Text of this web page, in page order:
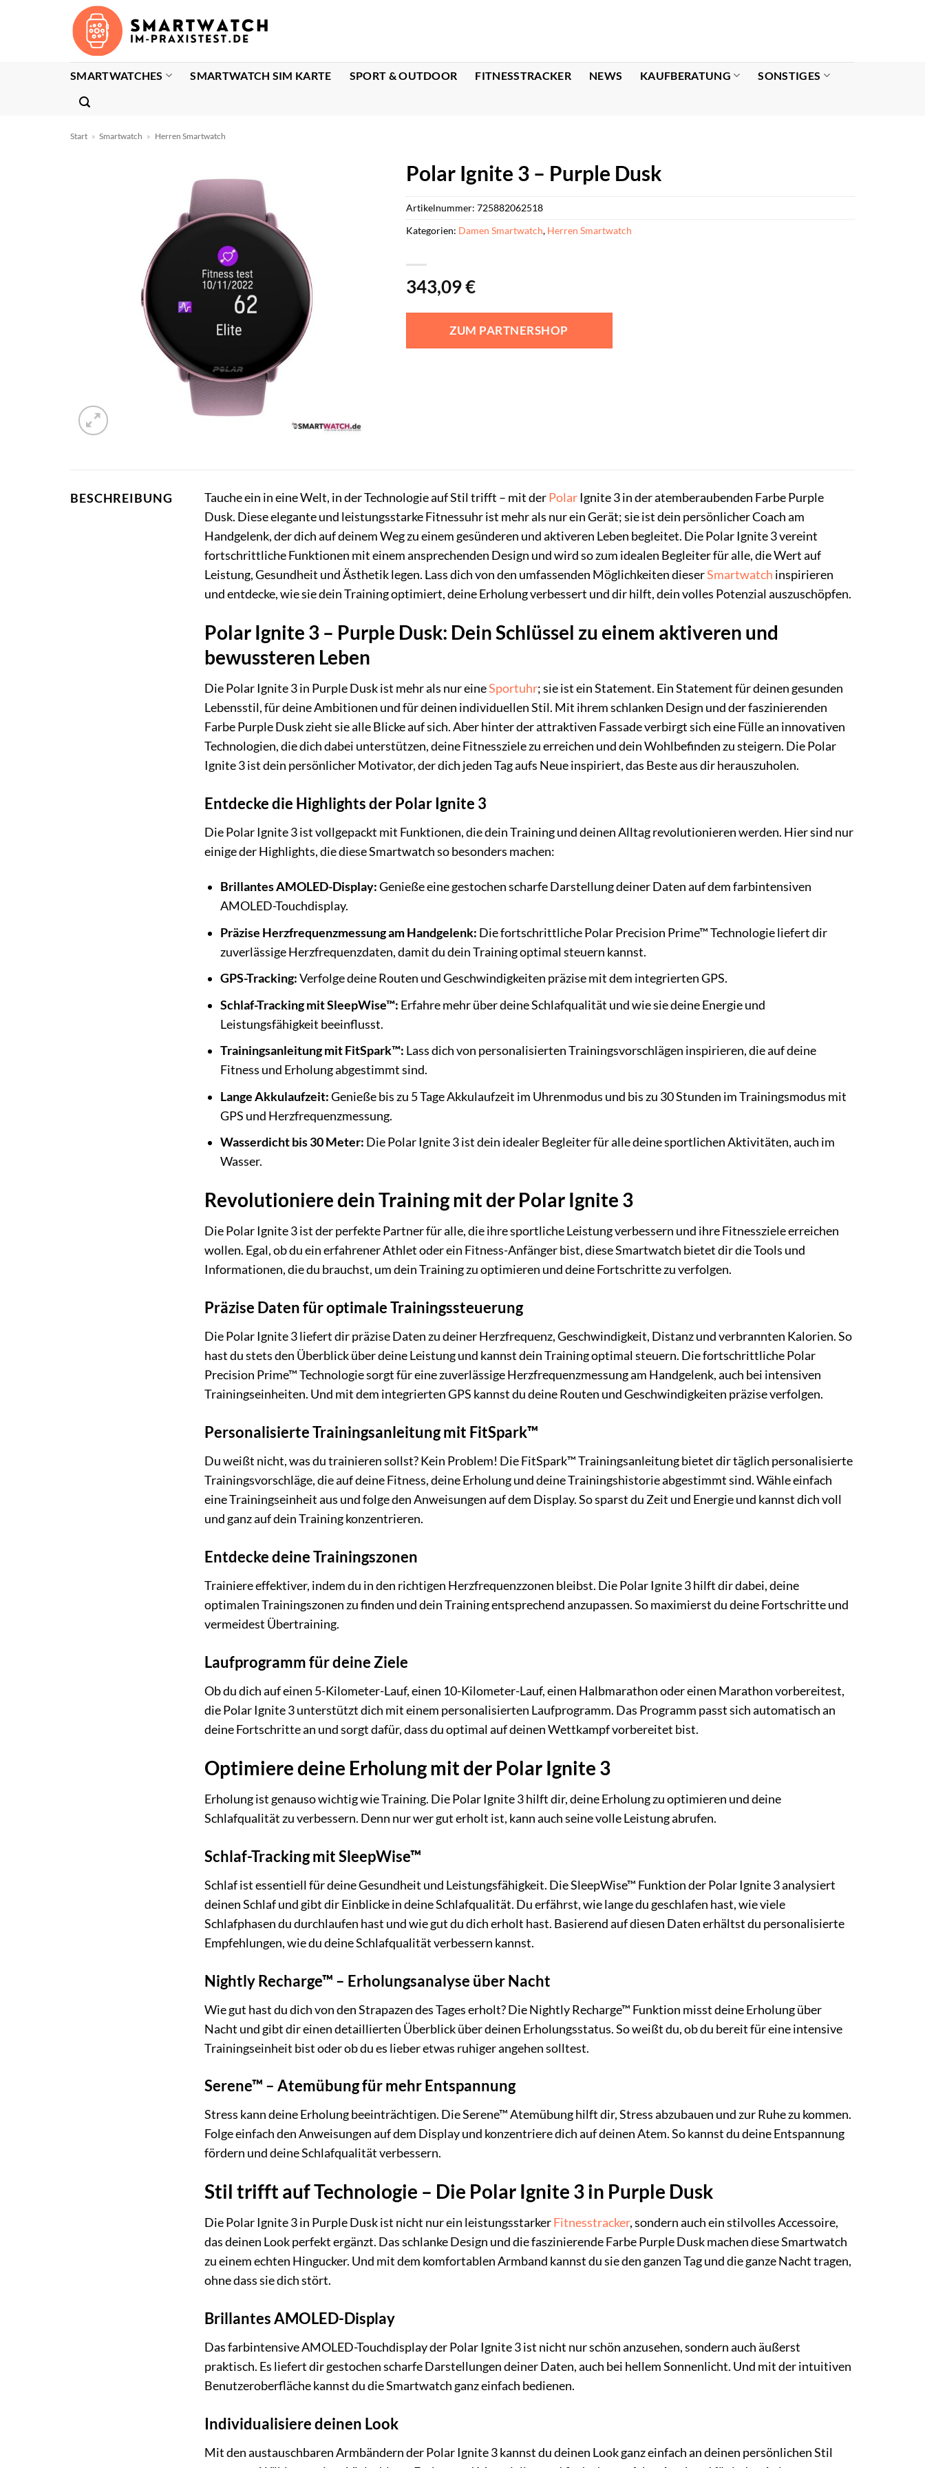
SMARTWATCHES SMARTWATCH SIM KARTE SPORT & OUTDOOR FITNESSTRACKER NEWS KAUFBERATUNG SONSTIGES
Start » Smartwatch » Herren Smartwatch
Polar Ignite 3 – Purple Dusk
343,09€
ZUM PARTNERSHOP
Artikelnummer: 725882062518
Kategorien: Damen Smartwatch, Herren Smartwatch
BESCHREIBUNG Tauche ein in eine Welt, in der Technologie auf Stil trifft – mit derPolarIgnite 3 in der atemberaubenden Farbe Purple
Dusk. Diese elegante und leistungsstarke Fitnessuhr ist mehr als nur ein Gerät; sie ist dein persönlicher Coach am
Handgelenk, der dich auf deinem Weg zu einem gesünderen und aktiveren Leben begleitet. Die Polar Ignite 3 vereint
fortschrittliche Funktionen mit einem ansprechenden Design und wird so zum idealen Begleiter für alle, die Wert auf
Leistung, Gesundheit und Ästhetik legen. Lass dich von den umfassenden Möglichkeiten dieserSmartwatch inspirieren
und entdecke, wie sie dein Training optimiert, deine Erholung verbessert und dir hilft, dein volles Potenzial auszuschöpfen.
Polar Ignite 3 – Purple Dusk: Dein Schlüssel zu einem aktiveren und
bewussteren Leben
Die Polar Ignite 3 in Purple Dusk ist mehr als nur eineSportuhr; sie ist ein Statement. Ein Statement für deinen gesunden
Lebensstil, für deine Ambitionen und für deinen individuellen Stil. Mit ihrem schlanken Design und der faszinierenden
Farbe Purple Dusk zieht sie alle Blicke auf sich. Aber hinter der attraktiven Fassade verbirgt sich eine Fülle an innovativen
Technologien, die dich dabei unterstützen, deine Fitnessziele zu erreichen und dein Wohlbefinden zu steigern. Die Polar
Ignite 3 ist dein persönlicher Motivator, der dich jeden Tag aufs Neue inspiriert, das Beste aus dir herauszuholen.
Entdecke die Highlights der Polar Ignite 3
Die Polar Ignite 3 ist vollgepackt mit Funktionen, die dein Training und deinen Alltag revolutionieren werden. Hier sind nur
einige der Highlights, die diese Smartwatch so besonders machen:
Brillantes AMOLED-Display:Genieße eine gestochen scharfe Darstellung deiner Daten auf dem farbintensiven
AMOLED-Touchdisplay.
Präzise Herzfrequenzmessung am Handgelenk: Die fortschrittliche Polar Precision Prime™ Technologie liefert dir
zuverlässige Herzfrequenzdaten, damit du dein Training optimal steuern kannst.
GPS-Tracking:Verfolge deine Routen und Geschwindigkeiten präzise mit dem integrierten GPS.
Schlaf-Tracking mit SleepWise™: Erfahre mehr über deine Schlafqualität und wie sie deine Energie und
Leistungsfähigkeit beeinflusst.
Trainingsanleitung mit FitSpark™: Lass dich von personalisierten Trainingsvorschlägen inspirieren, die auf deine
Fitness und Erholung abgestimmt sind.
Lange Akkulaufzeit:Genieße bis zu 5 Tage Akkulaufzeit im Uhrenmodus und bis zu 30 Stunden im Trainingsmodus mit
GPS und Herzfrequenzmessung.
Wasserdicht bis 30 Meter: Die Polar Ignite 3 ist dein idealer Begleiter für alle deine sportlichen Aktivitäten, auch im
Wasser.
Revolutioniere dein Training mit der Polar Ignite 3
Die Polar Ignite 3 ist der perfekte Partner für alle, die ihre sportliche Leistung verbessern und ihre Fitnessziele erreichen
wollen. Egal, ob du ein erfahrener Athlet oder ein Fitness-Anfänger bist, diese Smartwatch bietet dir die Tools und
Informationen, die du brauchst, um dein Training zu optimieren und deine Fortschritte zu verfolgen.
Präzise Daten für optimale Trainingssteuerung
Die Polar Ignite 3 liefert dir präzise Daten zu deiner Herzfrequenz, Geschwindigkeit, Distanz und verbrannten Kalorien. So
hast du stets den Überblick über deine Leistung und kannst dein Training optimal steuern. Die fortschrittliche Polar
Precision Prime™ Technologie sorgt für eine zuverlässige Herzfrequenzmessung am Handgelenk, auch bei intensiven
Trainingseinheiten. Und mit dem integrierten GPS kannst du deine Routen und Geschwindigkeiten präzise verfolgen.
Personalisierte Trainingsanleitung mit FitSpark™
Du weißt nicht, was du trainieren sollst? Kein Problem! Die FitSpark™ Trainingsanleitung bietet dir täglich personalisierte
Trainingsvorschläge, die auf deine Fitness, deine Erholung und deine Trainingshistorie abgestimmt sind. Wähle einfach
eine Trainingseinheit aus und folge den Anweisungen auf dem Display. So sparst du Zeit und Energie und kannst dich voll
und ganz auf dein Training konzentrieren.
Entdecke deine Trainingszonen
Trainiere effektiver, indem du in den richtigen Herzfrequenzzonen bleibst. Die Polar Ignite 3 hilft dir dabei, deine
optimalen Trainingszonen zu finden und dein Training entsprechend anzupassen. So maximierst du deine Fortschritte und
vermeidest Übertraining.
Laufprogramm für deine Ziele
Ob du dich auf einen 5-Kilometer-Lauf, einen 10-Kilometer-Lauf, einen Halbmarathon oder einen Marathon vorbereitest,
die Polar Ignite 3 unterstützt dich mit einem personalisierten Laufprogramm. Das Programm passt sich automatisch an
deine Fortschritte an und sorgt dafür, dass du optimal auf deinen Wettkampf vorbereitet bist.
Optimiere deine Erholung mit der Polar Ignite 3
Erholung ist genauso wichtig wie Training. Die Polar Ignite 3 hilft dir, deine Erholung zu optimieren und deine
Schlafqualität zu verbessern. Denn nur wer gut erholt ist, kann auch seine volle Leistung abrufen.
Schlaf-Tracking mit SleepWise™
Schlaf ist essentiell für deine Gesundheit und Leistungsfähigkeit. Die SleepWise™ Funktion der Polar Ignite 3 analysiert
deinen Schlaf und gibt dir Einblicke in deine Schlafqualität. Du erfährst, wie lange du geschlafen hast, wie viele
Schlafphasen du durchlaufen hast und wie gut du dich erholt hast. Basierend auf diesen Daten erhältst du personalisierte
Empfehlungen, wie du deine Schlafqualität verbessern kannst.
Nightly Recharge™ – Erholungsanalyse über Nacht
Wie gut hast du dich von den Strapazen des Tages erholt? Die Nightly Recharge™ Funktion misst deine Erholung über
Nacht und gibt dir einen detaillierten Überblick über deinen Erholungsstatus. So weißt du, ob du bereit für eine intensive
Trainingseinheit bist oder ob du es lieber etwas ruhiger angehen solltest.
Serene™ – Atemübung für mehr Entspannung
Stress kann deine Erholung beeinträchtigen. Die Serene™ Atemübung hilft dir, Stress abzubauen und zur Ruhe zu kommen.
Folge einfach den Anweisungen auf dem Display und konzentriere dich auf deinen Atem. So kannst du deine Entspannung
fördern und deine Schlafqualität verbessern.
Stil trifft auf Technologie – Die Polar Ignite 3 in Purple Dusk
Die Polar Ignite 3 in Purple Dusk ist nicht nur ein leistungsstarkerFitnesstracker, sondern auch ein stilvolles Accessoire,
das deinen Look perfekt ergänzt. Das schlanke Design und die faszinierende Farbe Purple Dusk machen diese Smartwatch
zu einem echten Hingucker. Und mit dem komfortablen Armband kannst du sie den ganzen Tag und die ganze Nacht tragen,
ohne dass sie dich stört.
Brillantes AMOLED-Display
Das farbintensive AMOLED-Touchdisplay der Polar Ignite 3 ist nicht nur schön anzusehen, sondern auch äußerst
praktisch. Es liefert dir gestochen scharfe Darstellungen deiner Daten, auch bei hellem Sonnenlicht. Und mit der intuitiven
Benutzeroberfläche kannst du die Smartwatch ganz einfach bedienen.
Individualisiere deinen Look
Mit den austauschbaren Armbändern der Polar Ignite 3 kannst du deinen Look ganz einfach an deinen persönlichen Stil